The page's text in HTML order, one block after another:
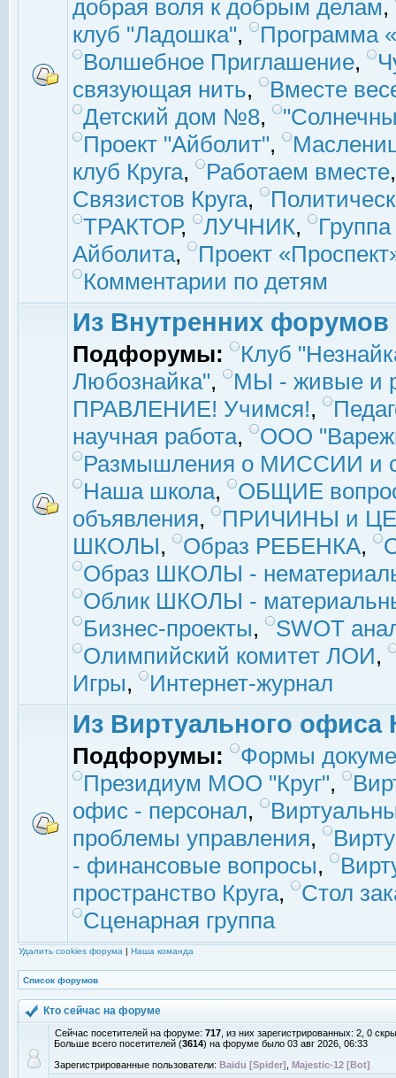
добрая воля к добрым делам,
клуб "Ладошка",
Программа
Волшебное Приглашение,
связующая нить,
Вместе
Детский дом №8,
Проект "Айболит",
клуб Круга, Работаем вместе
Связистов Круга,
ТРАКТОР, ЛУЧНИК,
Айболита,
Проект
Комментарии по детям
Из Внутренних форумов
Подфорумы:
Клуб
Любознайка",
МЫ - живые и
ПРАВЛЕНИЕ! Учимся!,
научная работа,
ООО
Размышления о МИССИИ и
Наша школа,
ОБЩИЕ
объявления,
ПРИЧИНЫ и
ШКОЛЫ, Образ РЕБЕНКА,
Образ ШКОЛЫ -
Облик ШКОЛЫ -
Бизнес-проекты,
SWOT
Олимпийский комитет ЛОИ,
Игры, Интернет-журнал
Из Виртуального офиса
Подфорумы:
Формы
Президиум МОО "Круг",
офис - персонал,
проблемы управления,
- финансовые вопросы,
пространство Круга,
Стол
Сценарная группа
Удалить cookies форума | Наша команда
Список форумов
Кто сейчас на форуме
Сейчас посетителей на форуме: 717 , из них зарегистрированных: 2, 0
Больше всего посетителей (3614) на форуме было 03 авг 2026, 06:33
Зарегистрированные пользователи: Baidu [Spider] Majestic-12 [Bot]